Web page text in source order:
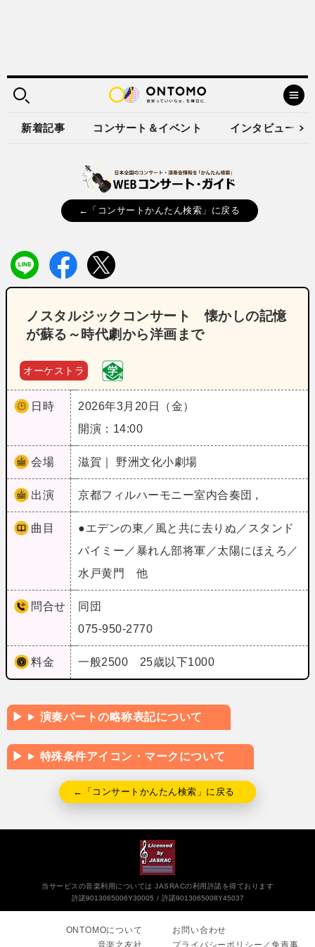
新着記事 コンサート＆イベント インタビュー
←「コンサートかんたん検索」に戻る
ノスタルジックコンサート 懐かしの記憶
が蘇る～時代劇から洋画まで
オーケストラ
日時
2026年3月20日（金）
開演：14:00
会場 滋賀｜ 野洲文化小劇場
出演 京都フィルハーモニー室内合奏団 ,
曲目
●エデンの東／風と共に去りぬ／スタンド
バイミー／暴れん部将軍／太陽にほえろ／
水戸黄門 他
問合せ
同団
075-950-2770
料金 一般2500 25歳以下1000
演奏パートの略称表記について
特殊条件アイコン・マークについて
←「コンサートかんたん検索」に戻る
当サービスの音楽利用については JASRACの利用許諾を得ております
許諾9013065006Y30005
許諾9013065008Y45037
ONTOMOについて
音楽之友社
お問い合わせ
プライバシーポリシー／免責事